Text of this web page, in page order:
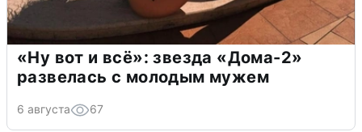
«Ну вот и всё»: звезда «Дома-2»
развелась с молодым мужем
6 августа 67